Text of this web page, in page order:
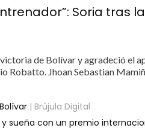
Soria tras
de Bolívar y agradeció el
Robatto. Jhoan Sebastian
| Brújula Digital
sueña con un premio